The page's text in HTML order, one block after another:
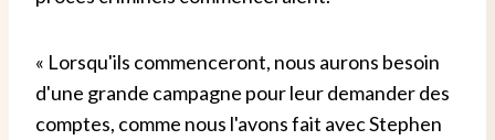
« Lorsqu'ils commenceront, nous aurons besoin
d'une grande campagne pour leur demander des
comptes, comme nous l'avons fait avec Stephen